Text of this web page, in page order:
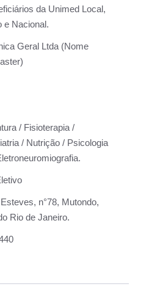
da Unimed Local,
e Nacional.
Geral Ltda (Nome
/ Fisioterapia /
/ Nutrição / Psicologia
n°78, Mutondo,
Rio de Janeiro.